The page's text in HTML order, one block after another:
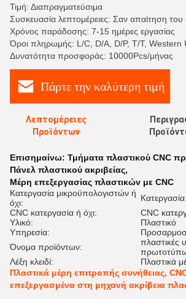
Τιμή: Διαπραγματεύσιμα
Συσκευασία λεπτομέρειες: Σαν απαίτηση
Χρόνος παράδοσης: 7-15 ημέρες εργασίας
Όροι πληρωμής: L/C, D/A, D/P, T/T, Western
Δυνατότητα προσφοράς: 10000Pcs/μήνας
Πάρτε την καλύτερη τιμή
Λεπτομέρειες
Προϊόντων
Επισημαίνω: Τμήματα πλαστικού CNC
Πάνελ πλαστικού ακριβείας,
Μέρη επεξεργασίας πλαστικών με CNC
Κατεργασία μικροϋπολογιστών ή
όχι:
CNC κατεργασία ή όχι:
CNC
Υλικό:
Πλαστικό
Υπηρεσία:
Όνομα προϊόντων:
πλαστικές
Λέξη κλειδί:
Πλαστικά
Πλαστικά μέρη επιτροπής συνήθειας,
επεξεργασμένα στη μηχανή ακρίβεια